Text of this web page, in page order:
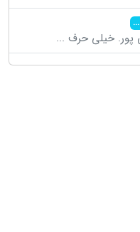
...
پور. خیلی حرف ...